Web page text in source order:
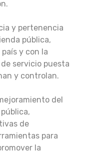
y pertenencia
pública,
y con la
servicio puesta
y controlan.
del
de
para
la